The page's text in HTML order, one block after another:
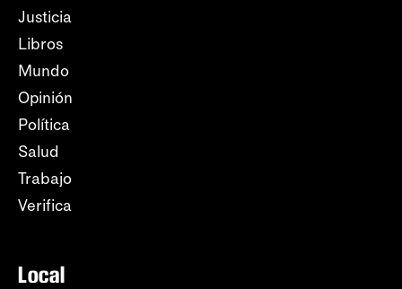
Justicia
Libros
Mundo
Opinión
Política
Salud
Trabajo
Verifica
Local